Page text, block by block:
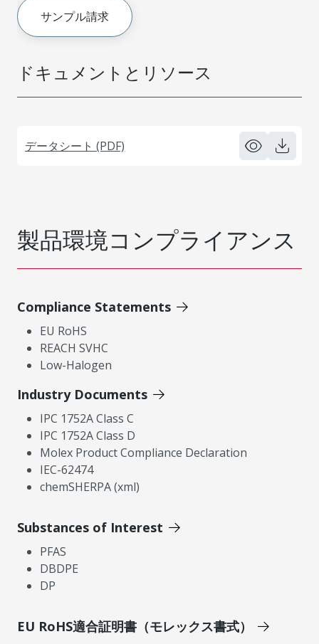
ドキュメントとリソース
データシート (PDF)
サンプル請求
製品環境コンプライアンス
Compliance Statements
EU RoHS
REACH SVHC
Low-Halogen
Industry Documents
IPC 1752A Class C
IPC 1752A Class D
Molex Product Compliance Declaration
IEC-62474
chemSHERPA (xml)
Substances of Interest
PFAS
DBDPE
DP
EU RoHS適合証明書（モレックス書式）